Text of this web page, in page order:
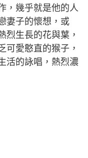
，幾乎就是他的人
妻子的懷想，或
烈生長的花與葉，
可愛憨直的猴子，
活的詠唱，熱烈濃